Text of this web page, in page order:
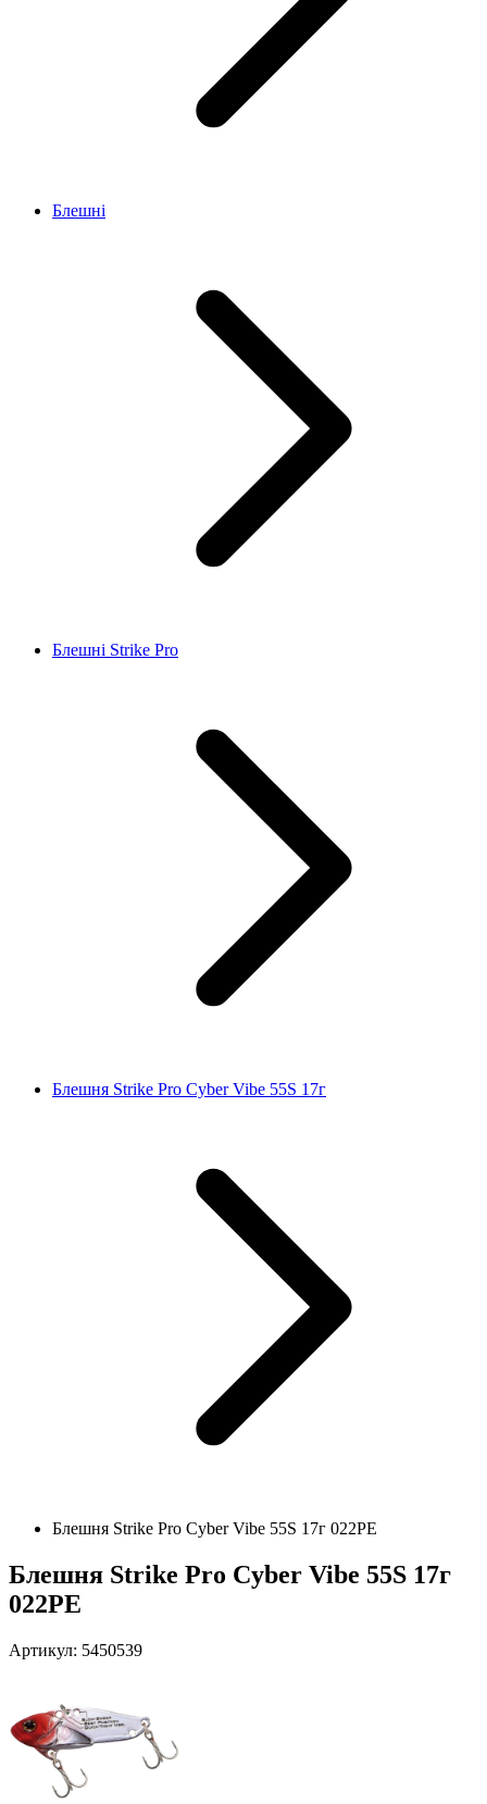
Блешні
Блешні Strike Pro
Блешня Strike Pro Cyber Vibe 55S 17г
Блешня Strike Pro Cyber Vibe 55S 17г 022PE
Блешня Strike Pro Cyber Vibe 55S 17г
022PE
Артикул: 5450539